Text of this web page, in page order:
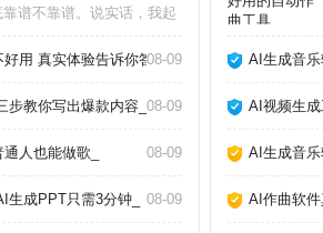
谱不靠谱。说实话，我起
，发现它们确实能快速生成
。今天就把我的真实体验和
用 真实体验告诉你答案_
08-09
教你写出爆款内容_ 08-09
人也能做歌_ 08-09
成PPT只需3分钟_ 08-09
AI生成音
AI视频生
AI生成音
AI作曲软